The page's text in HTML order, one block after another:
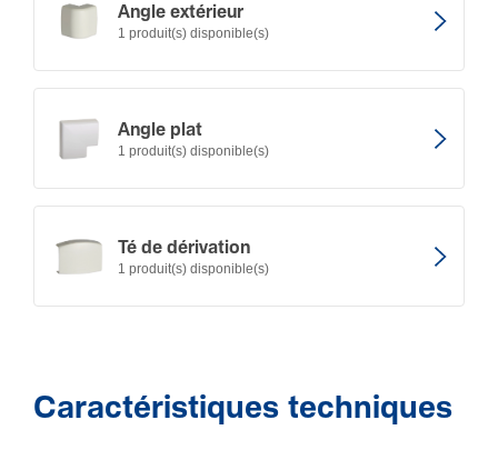
Angle extérieur
1 produit(s) disponible(s)
Angle plat
1 produit(s) disponible(s)
Té de dérivation
1 produit(s) disponible(s)
Caractéristiques techniques